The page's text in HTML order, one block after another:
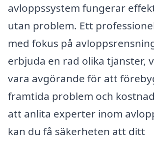
avloppssystem fungerar
utan problem. Ett
med fokus på
erbjuda en rad olika tjänster,
vara avgörande för att
framtida problem och
att anlita experter inom
kan du få säkerheten att ditt